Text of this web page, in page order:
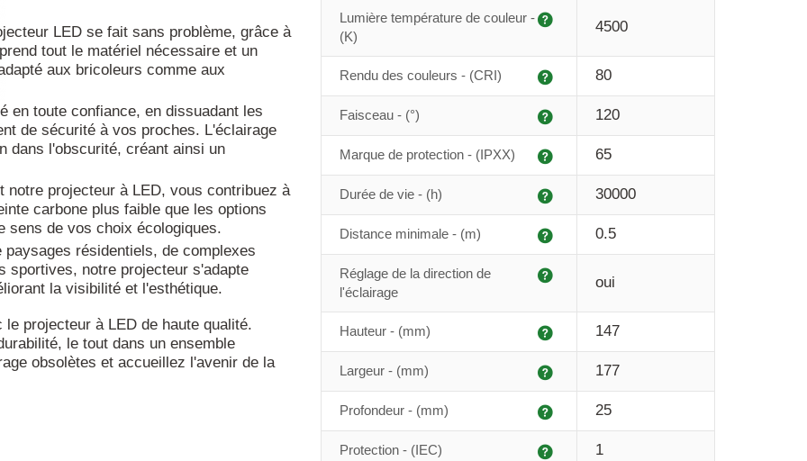
LED se fait sans problème, grâce à
tout le matériel nécessaire et un
aux bricoleurs comme aux
en toute confiance, en dissuadant les
de sécurité à vos proches. L'éclairage
dans l'obscurité, créant ainsi un
projecteur à LED, vous contribuez à
carbone plus faible que les options
sens de vos choix écologiques.
résidentiels, de complexes
sportives, notre projecteur s'adapte
la visibilité et l'esthétique.
projecteur à LED de haute qualité.
le tout dans un ensemble
obsolètes et accueillez l'avenir de la
Lumière température de couleur -
(K)
4500
Explication
Rendu des couleurs - (CRI) 80
Explication
Faisceau - (°) 120
Explication
Marque de protection - (IPXX) 65
Explication
Durée de vie - (h) 30000
Explication
Distance minimale - (m) 0.5
Réglage de la direction de
l'éclairage
oui
Explication
Hauteur - (mm) 147
Explication
Largeur - (mm) 177
Explication
Profondeur - (mm) 25
Explication
Protection - (IEC) 1